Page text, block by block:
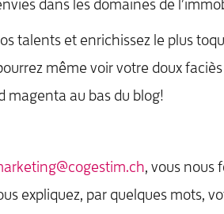
dans les domaines de
talents et enrichissez le plus
même voir votre doux
magenta au bas du blog!
, vous nous
expliquez, par quelques mots,